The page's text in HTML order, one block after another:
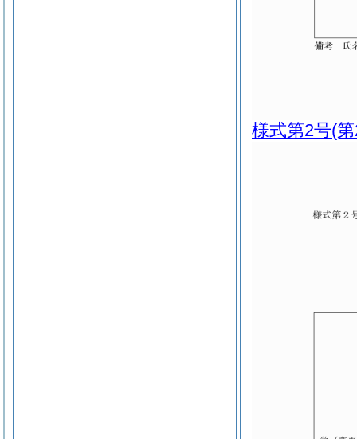
様式第2号(